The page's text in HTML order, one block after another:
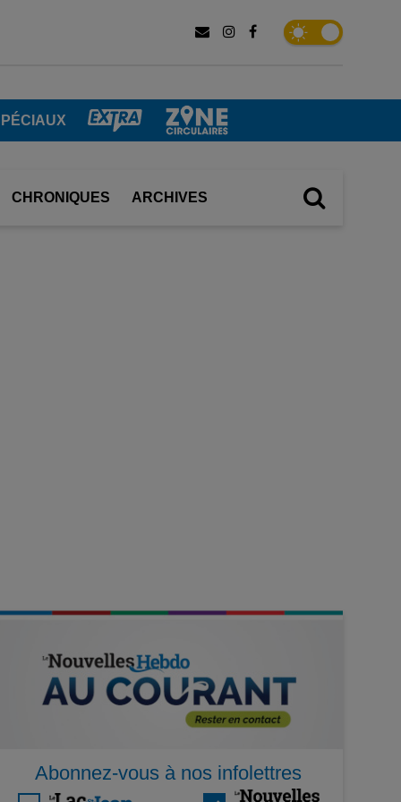
CHRONIQUES ARCHIVES
Abonnez-vous à nos infolettres